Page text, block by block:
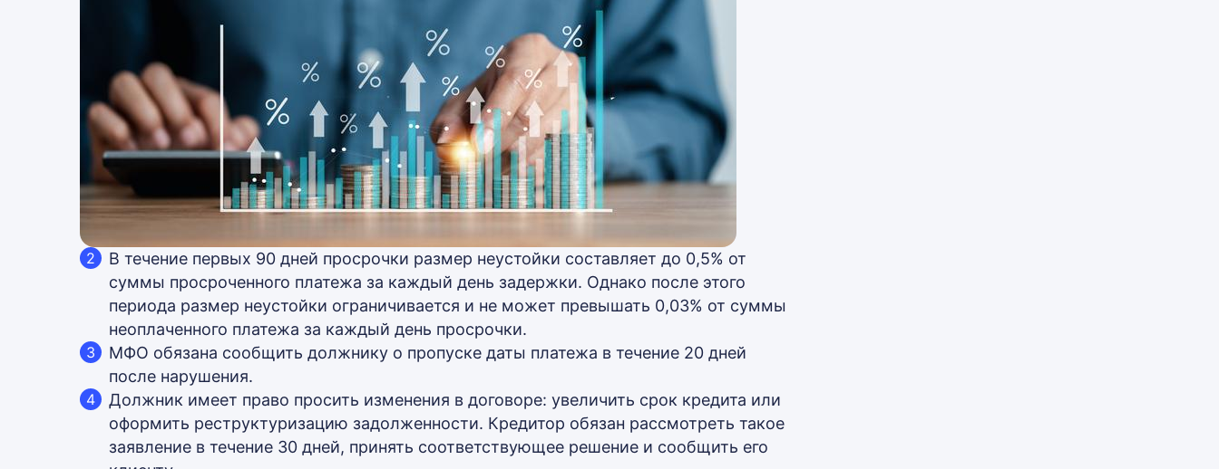
В течение первых 90 дней просрочки размер неустойки составляет до 0,5% от
суммы просроченного платежа за каждый день задержки. Однако после этого
периода размер неустойки ограничивается и не может превышать 0,03% от суммы
неоплаченного платежа за каждый день просрочки.
МФО обязана сообщить должнику о пропуске даты платежа в течение 20 дней
после нарушения.
Должник имеет право просить изменения в договоре: увеличить срок кредита или
оформить реструктуризацию задолженности. Кредитор обязан рассмотреть такое
заявление в течение 30 дней, принять соответствующее решение и сообщить его